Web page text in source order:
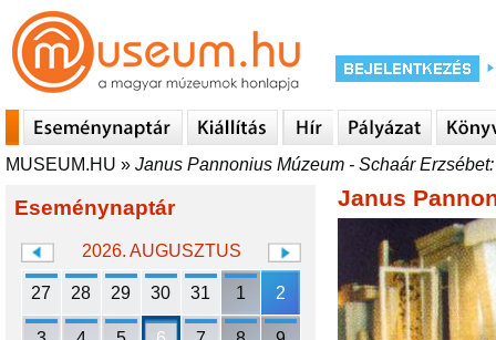
MUSEUM.HU » Janus Pannonius Múzeum - Schaár
Eseménynaptár
2026. AUGUSZTUS
27 28 29 30 31 1 2
Janus